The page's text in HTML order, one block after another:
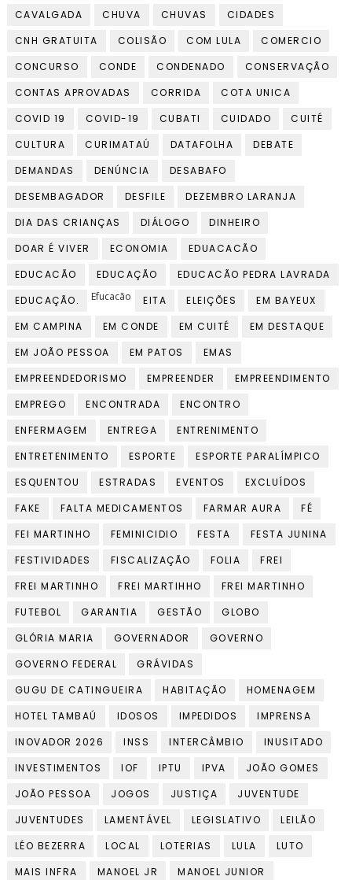
CAVALGADA CHUVA CHUVAS
CIDADES
CNH GRATUITA
COLISÃO COM LULA
COMERCIO
CONCURSO
CONDE CONDENADO
CONSERVAÇÃO
CONTAS APROVADAS
CORRIDA
COTA UNICA
COVID 19
COVID-19 CUBATI CUIDADO
CUITÉ
CULTURA
CURIMATAÚ DATAFOLHA
DEBATE
DEMANDAS
DENÚNCIA
DESABAFO
DESEMBAGADOR
DESFILE
DEZEMBRO LARANJA
DIA DAS CRIANÇAS
DIÁLOGO
DINHEIRO
DOAR É VIVER
ECONOMIA
EDUACACÃO
EDUCACÃO
EDUCAÇÃO
EDUCACÃO PEDRA LAVRADA
EDUCAÇÃO.
Efucacão EITA ELEIÇÕES
EM BAYEUX
EM CAMPINA
EM CONDE EM CUITÉ
EM DESTAQUE
EM JOÃO PESSOA
EM PATOS
EMAS
EMPREENDEDORISMO
EMPREENDER
EMPREENDIMENTO
EMPREGO
ENCONTRADA
ENCONTRO
ENFERMAGEM
ENTREGA
ENTRENIMENTO
ENTRETENIMENTO
ESPORTE
ESPORTE PARALÍMPICO
ESQUENTOU
ESTRADAS EVENTOS
EXCLUÍDOS
FAKE
FALTA MEDICAMENTOS FARMAR AURA
FÉ
FEI MARTINHO
FEMINICIDIO FESTA
FESTA JUNINA
FESTIVIDADES
FISCALIZAÇÃO FOLIA
FREI
FREI MARTINHO
FREI MARTIHHO
FREI MARTINHO
FUTEBOL
GARANTIA GESTÃO
GLOBO
GLÓRIA MARIA
GOVERNADOR
GOVERNO
GOVERNO FEDERAL
GRÁVIDAS
GUGU DE CATINGUEIRA
HABITAÇÃO
HOMENAGEM
HOTEL TAMBAÚ
IDOSOS IMPEDIDOS
IMPRENSA
INOVADOR 2026
INSS INTERCÂMBIO
INUSITADO
INVESTIMENTOS
IOF IPTU IPVA
JOÃO GOMES
JOÃO PESSOA
JOGOS JUSTIÇA
JUVENTUDE
JUVENTUDES
LAMENTÁVEL LEGISLATIVO
LEILÃO
LÉO BEZERRA
LOCAL LOTERIAS LULA
LUTO
MAIS INFRA
MANOEL JR
MANOEL JUNIOR